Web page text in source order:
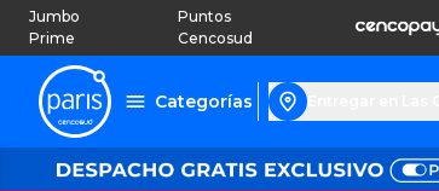
Jumbo
Prime
Puntos
Cencosud
Categorías